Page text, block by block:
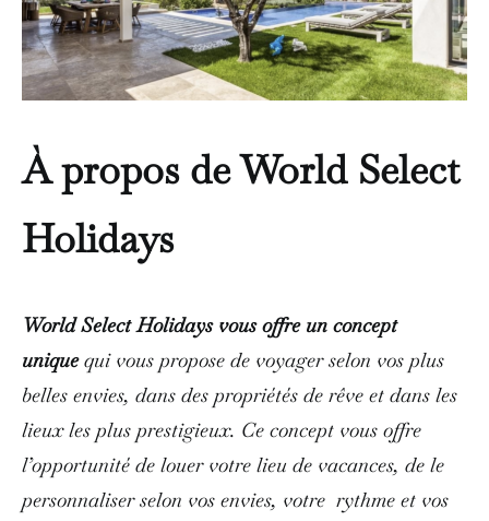
À propos de World Select
Holidays
World Select Holidays vous offre un concept
uniquequi vous propose de voyager selon vos plus
belles envies, dans des propriétés de rêve et dans les
lieux les plus prestigieux. Ce concept vous offre
l’opportunité de louer votre lieu de vacances, de le
personnaliser selon vos envies, votre rythme et vos